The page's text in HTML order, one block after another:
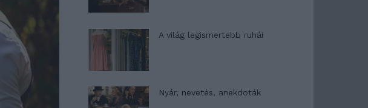
A világ legismertebb ruhái
Nyár, nevetés, anekdoták